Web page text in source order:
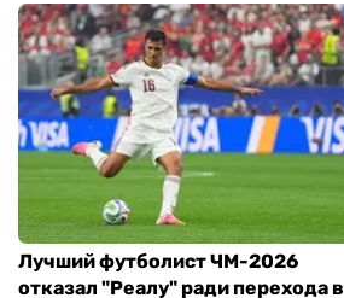
Лучший футболист ЧМ-2026
отказал "Реалу" ради перехода в